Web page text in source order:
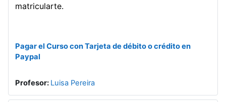
matricularte.
Pagar el Curso con Tarjeta de débito o crédito en
Paypal
Profesor: Luisa Pereira